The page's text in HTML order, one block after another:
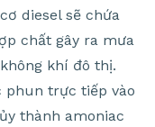
diesel sẽ chứa
chất gây ra mưa
khí đô thị.
phun trực tiếp vào
thành amoniac